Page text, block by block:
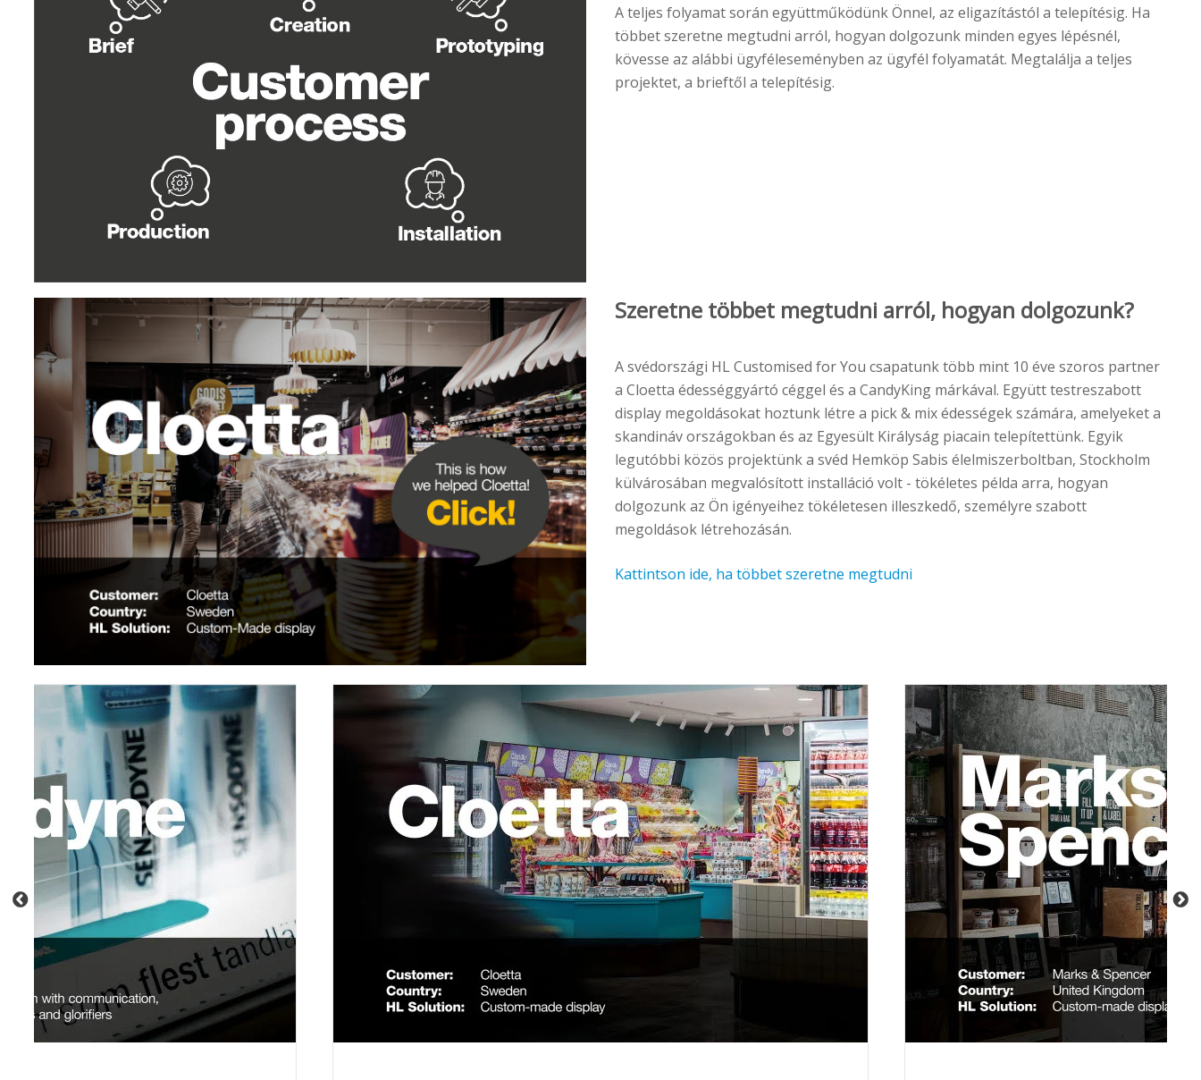
A teljes folyamat során együttműködünk Önnel, az eligazítástól a telepítésig. Ha
többet szeretne megtudni arról, hogyan dolgozunk minden egyes lépésnél,
kövesse az alábbi ügyféleseményben az ügyfél folyamatát. Megtalálja a teljes
projektet, a brieftől a telepítésig.
Szeretne többet megtudni arról, hogyan dolgozunk?
A svédországi HL Customised for You csapatunk több mint 10 éve szoros partner
a Cloetta édességgyártó céggel és a CandyKing márkával. Együtt testreszabott
display megoldásokat hoztunk létre a pick & mix édességek számára, amelyeket a
skandináv országokban és az Egyesült Királyság piacain telepítettünk. Egyik
legutóbbi közös projektünk a svéd Hemköp Sabis élelmiszerboltban, Stockholm
külvárosában megvalósított installáció volt - tökéletes példa arra, hogyan
dolgozunk az Ön igényeihez tökéletesen illeszkedő, személyre szabott
megoldások létrehozásán.
Kattintson ide, ha többet szeretne megtudni